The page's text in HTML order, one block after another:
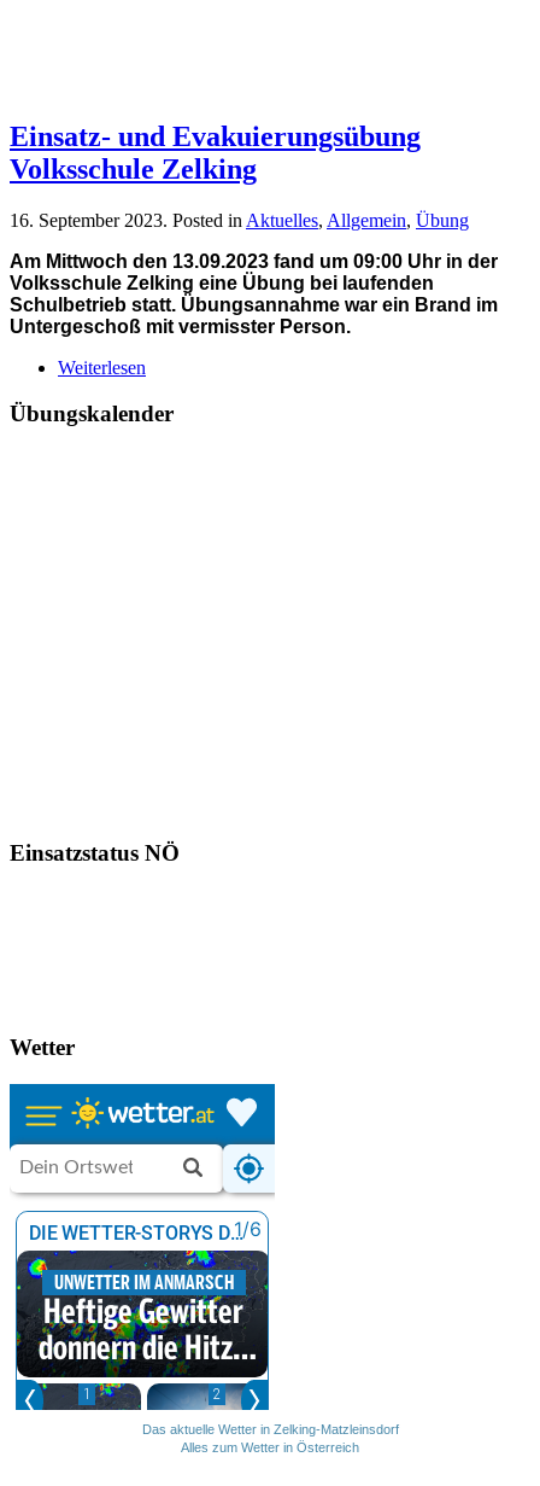
Einsatz- und Evakuierungsübung
Volksschule Zelking
16. September 2023. Posted in Aktuelles, Allgemein, Übung
Am Mittwoch den 13.09.2023 fand um 09:00 Uhr in der
Volksschule Zelking eine Übung bei laufenden
Schulbetrieb statt. Übungsannahme war ein Brand im
Untergeschoß mit vermisster Person.
Weiterlesen
Übungskalender
Einsatzstatus NÖ
Wetter
Das aktuelle Wetter in Zelking-Matzleinsdorf
Alles zum Wetter in Österreich